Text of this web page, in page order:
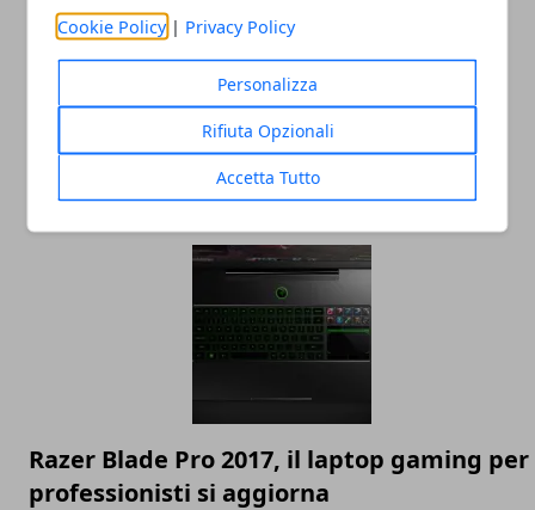
Cookie Policy | Privacy Policy
Personalizza
Rifiuta Opzionali
Accetta Tutto
I modelli e le caratteristiche da valutare
per acquistare un notebook
02/08/2018
Razer Blade Pro 2017, il laptop gaming per
professionisti si aggiorna